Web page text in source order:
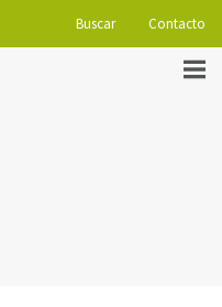
Buscar Contacto